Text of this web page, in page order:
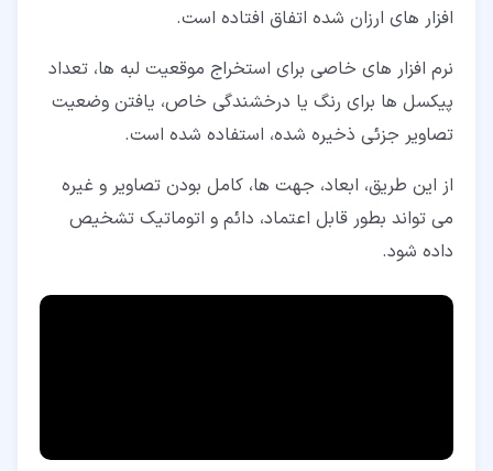
افزار های ارزان شده اتفاق افتاده است.
نرم افزار های خاصی برای استخراج موقعیت لبه ها، تعداد
پیکسل ها برای رنگ یا درخشندگی خاص، یافتن وضعیت
تصاویر جزئی ذخیره شده، استفاده شده است.
از این طریق، ابعاد، جهت ها، کامل بودن تصاویر و غیره
می تواند بطور قابل اعتماد، دائم و اتوماتیک تشخیص
داده شود.